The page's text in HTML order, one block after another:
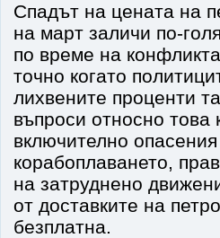
Спадът на цената на
на март заличи по-
по време на
точно когато
лихвените проценти
въпроси относно
включително
корабоплаването,
на затруднено
от доставките на
безплатна.